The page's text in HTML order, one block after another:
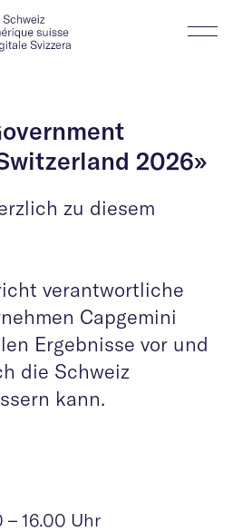
2026»
zu diesem
verantwortliche
Capgemini
Ergebnisse vor und
die Schweiz
kann.
– 16.00 Uhr